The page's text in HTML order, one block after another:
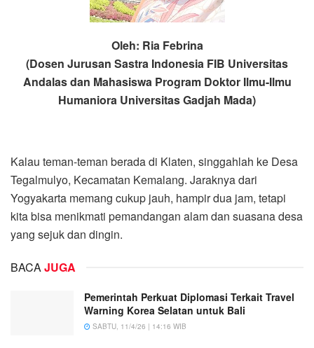
Oleh: Ria Febrina
(Dosen Jurusan Sastra Indonesia FIB Universitas
Andalas dan Mahasiswa Program Doktor Ilmu-Ilmu
Humaniora Universitas Gadjah Mada)
Kalau teman-teman berada di Klaten, singgahlah ke Desa
Tegalmulyo, Kecamatan Kemalang. Jaraknya dari
Yogyakarta memang cukup jauh, hampir dua jam, tetapi
kita bisa menikmati pemandangan alam dan suasana desa
yang sejuk dan dingin.
BACAJUGA
Pemerintah Perkuat Diplomasi Terkait Travel
Warning Korea Selatan untuk Bali
SABTU, 11/4/26 | 14:16 WIB